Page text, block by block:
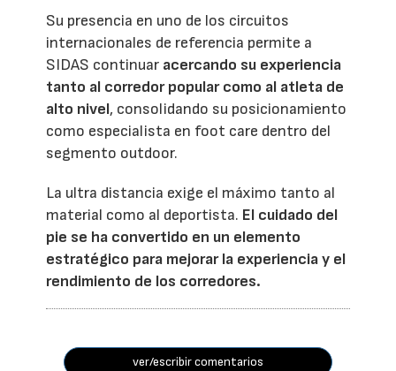
Su presencia en uno de los circuitos
internacionales de referencia permite a
SIDAS continuar acercando su experiencia
tanto al corredor popular como al atleta de
alto nivel, consolidando su posicionamiento
como especialista en foot care dentro del
segmento outdoor.
La ultra distancia exige el máximo tanto al
material como al deportista. El cuidado del
pie se ha convertido en un elemento
estratégico para mejorar la experiencia y el
rendimiento de los corredores.
ver/escribir comentarios